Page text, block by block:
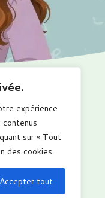
expérience
sur « Tout
des cookies.
Accepter tout